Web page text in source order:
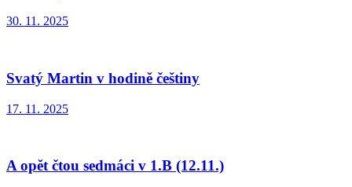
30. 11. 2025
Svatý Martin v hodině češtiny
17. 11. 2025
A opět čtou sedmáci v 1.B (12.11.)